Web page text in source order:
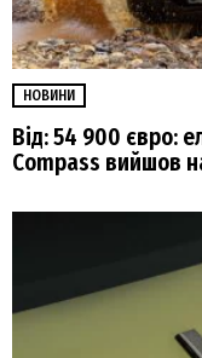
НОВИНИ
Від: 54 900 євро:
Compass вийшов